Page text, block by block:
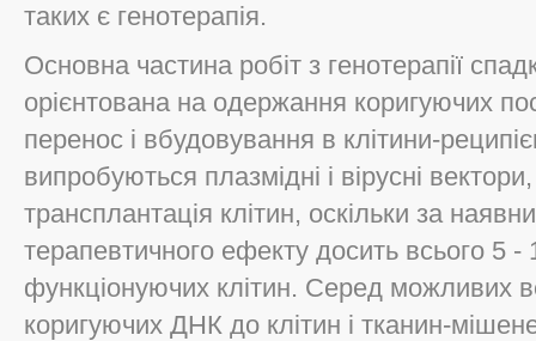
таких є генотерапія.
Основна частина робіт з генотерапії
орієнтована на одержання коригуючих
перенос і вбудовування в клітини-
випробуються плазмідні і вірусні вектори,
трансплантація клітин, оскільки за
терапевтичного ефекту досить всього 5
функціонуючих клітин. Серед можливих
коригуючих ДНК до клітин і тканин-